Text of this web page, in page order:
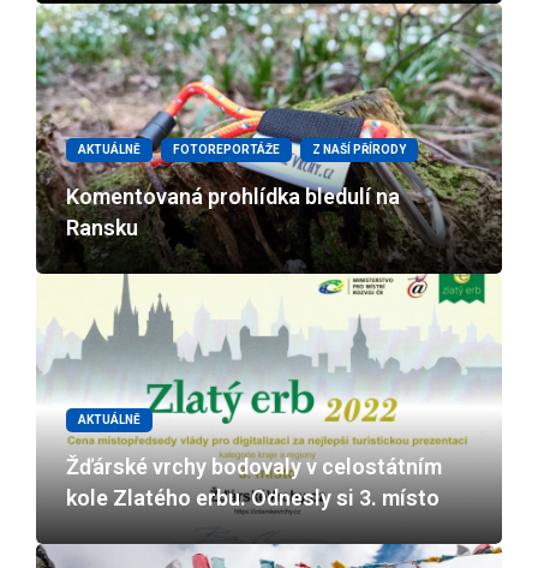
AKTUÁLNĚ FOTOREPORTÁŽE Z NAŠÍ PŘÍRODY
Komentovaná prohlídka bledulí na
Ransku
AKTUÁLNĚ
Žďárské vrchy bodovaly v celostátním
kole Zlatého erbu. Odnesly si 3. místo